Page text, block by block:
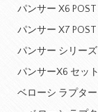
パンサー X6
パンサー X7
パンサー シリーズ
パンサーX6 セット
ベローシ ラプタ